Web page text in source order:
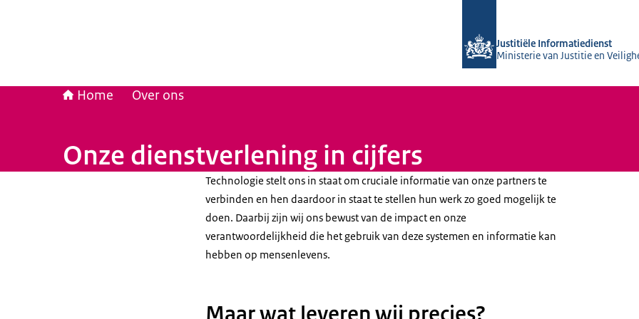
Justitiële Informatiedienst
Ministerie van Justitie en
Home Over ons
Onze dienstverlening in cijfers
Technologie stelt ons in staat om cruciale informatie van onze partners te
verbinden en hen daardoor in staat te stellen hun werk zo goed mogelijk te
doen. Daarbij zijn wij ons bewust van de impact en onze
verantwoordelijkheid die het gebruik van deze systemen en informatie kan
hebben op mensenlevens.